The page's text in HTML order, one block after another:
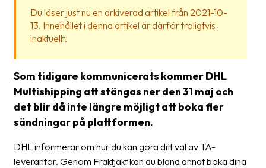
är
Fraktjakt?
Hjälp?
Vanliga
frågor
&
svar
Ordlista
Du läser just nu en arkiverad artikel från 2021-10-
13. Innehållet i denna artikel är därför troligtvis
inaktuellt.
Som tidigare kommunicerats kommer DHL
Multishipping att stängas ner den 31 maj och
det blir då inte längre möjligt att boka fler
sändningar på plattformen.
DHL informerar om hur du kan göra ditt val av TA-
leverantör. Genom Fraktjakt kan du bland annat boka dina